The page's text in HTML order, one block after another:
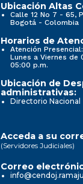
Ubicación Altas
Calle 12 No 7 - 65,
Bogotá - Colombia
Horarios de
Atención Presencial:
Lunes a Viernes de
05:00 p.m.
Ubicación de
administrativas:
Directorio Nacional
Acceda a su
(Servidores Judiciales)
Correo